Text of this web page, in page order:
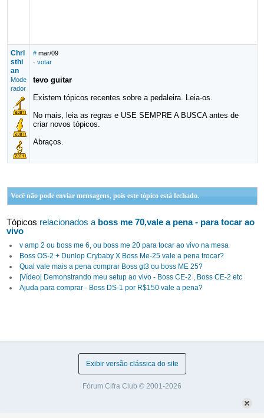
Chri
sthi
an
Mode
rador
# mar/09
· votar
tevo guitar
Existem tópicos recentes sobre a pedaleira. Leia-os.
No mais, leia as regras e USE SEMPRE A BUSCA antes de
criar novos tópicos.
Abraços.
Você não pode enviar mensagens, pois este tópico está fechado.
Tópicos relacionados a boss me 70,vale a pena - para tocar ao
vivo
v amp 2 ou boss me 6, ou boss me 20 para tocar ao vivo na mesa
Boss OS-2 + Dunlop Crybaby X Boss Me-25 vale a pena trocar?
Qual vale mais a pena comprar Boss gt3 ou boss ME 25?
|Vídeo| Demonstrando meu setup ao vivo - Boss CE-2 , Boss CE-2 etc
Ajuda para comprar - Boss DS-1 por R$150 vale a pena?
Exibir versão clássica do site
Fórum Cifra Club © 2001-2026